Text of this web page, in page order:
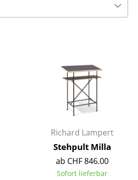
Richard Lampert
Stehpult Milla
ab CHF 846.00
Sofort lieferbar